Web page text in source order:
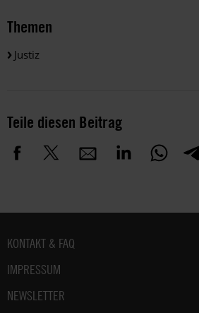
Themen
Justiz
Teile diesen Beitrag
Fußbereich
KONTAKT & FAQ
IMPRESSUM
NEWSLETTER